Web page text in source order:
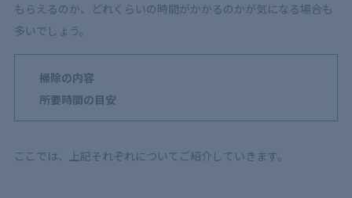
もらえるのか、どれくらいの時間がかかるのかが気になる場合も
多いでしょう。
掃除の内容
所要時間の目安
ここでは、上記それぞれについてご紹介していきます。